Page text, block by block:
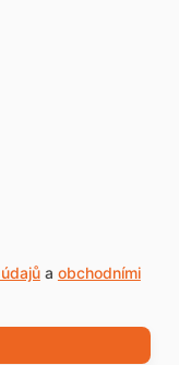
a obchodními